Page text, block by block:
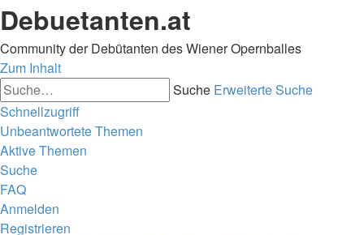
Debuetanten.at
Community der Debütanten des Wiener Opernballes
Zum Inhalt
Suche Erweiterte Suche
Schnellzugriff
Unbeantwortete Themen
Aktive Themen
Suche
FAQ
Anmelden
Registrieren